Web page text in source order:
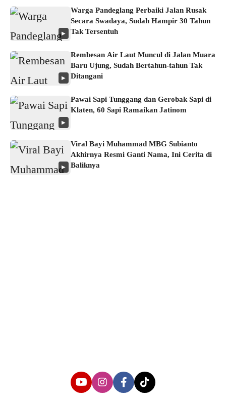
▶
Warga Pandeglang Perbaiki Jalan Rusak
Secara Swadaya, Sudah Hampir 30 Tahun
Tak Tersentuh
▶
Rembesan Air Laut Muncul di Jalan Muara
Baru Ujung, Sudah Bertahun-tahun Tak
Ditangani
▶
Pawai Sapi Tunggang dan Gerobak Sapi di
Klaten, 60 Sapi Ramaikan Jatinom
▶
Viral Bayi Muhammad MBG Subianto
Akhirnya Resmi Ganti Nama, Ini Cerita di
Baliknya